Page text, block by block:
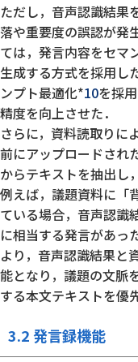
ただし，音声認識結果
落や重要度の誤認が発
ては，発言内容をセマ
生成する方式を採用し
ンプト最適化*10を採
精度を向上させた．
さらに，資料読取りに
前にアップロードされ
からテキストを抽出し
例えば，議題資料に「
ている場合，音声認識
に相当する発言があっ
より，音声認識結果と
能となり，議題の文脈
する本文テキストを優
3.2 発言録機能